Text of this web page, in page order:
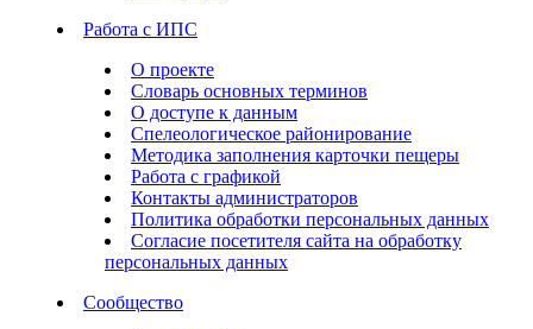
Работа с ИПС
О проекте
Словарь основных терминов
О доступе к данным
Спелеологическое районирование
Методика заполнения карточки пещеры
Работа с графикой
Контакты администраторов
Политика обработки персональных данных
Согласие посетителя сайта на обработку
персональных данных
Сообщество